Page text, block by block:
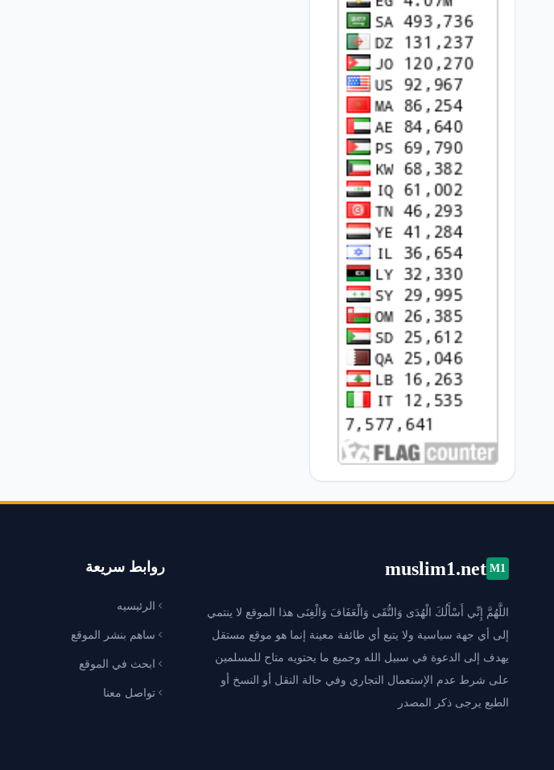
M1
muslim1.net
اللَّهُمَّ إِنِّي أَسْأَلُكَ الْهُدَى وَالتُّقَى وَالْعَفَافَ وَالْغِنَى هذا الموقع لا ينتمي
إلى أي جهة سياسية ولا يتبع أي طائفة معينة إنما هو موقع مستقل
يهدف إلى الدعوة في سبيل الله وجميع ما يحتويه متاح للمسلمين
على شرط عدم الإستعمال التجاري وفي حالة النقل أو النسخ أو
الطبع يرجى ذكر المصدر
روابط سريعة
الرئيسيه
ساهم بنشر الموقع
ابحث في الموقع
تواصل معنا